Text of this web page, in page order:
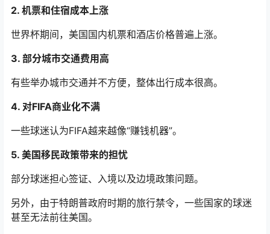
2. 机票和住宿成本上涨
世界杯期间，美国国内机票和酒店价格普遍上涨。
3. 部分城市交通费用高
有些举办城市交通并不方便，整体出行成本很高。
4. 对FIFA商业化不满
一些球迷认为FIFA越来越像“赚钱机器”。
5. 美国移民政策带来的担忧
部分球迷担心签证、入境以及边境政策问题。
另外，由于特朗普政府时期的旅行禁令，一些国家的球迷
甚至无法前往美国。